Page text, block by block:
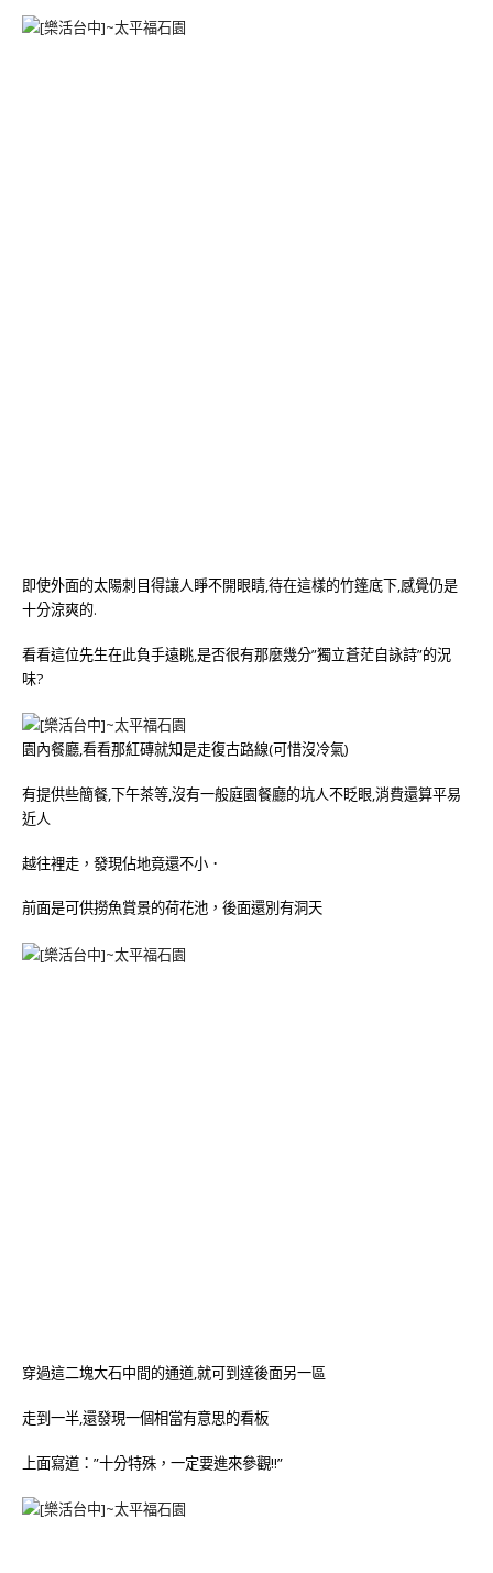
即使外面的太陽刺目得讓人睜不開眼睛,待在這樣的竹篷底下,感覺仍是
十分涼爽的.
看看這位先生在此負手遠眺,是否很有那麼幾分”獨立蒼茫自詠詩”的況
味?
園內餐廳,看看那紅磚就知是走復古路線(可惜沒冷氣)
有提供些簡餐,下午茶等,沒有一般庭園餐廳的坑人不眨眼,消費還算平易
近人
越往裡走，發現佔地竟還不小．
前面是可供撈魚賞景的荷花池，後面還別有洞天
穿過這二塊大石中間的通道,就可到達後面另一區
走到一半,還發現一個相當有意思的看板
上面寫道：”十分特殊，一定要進來參觀!!”